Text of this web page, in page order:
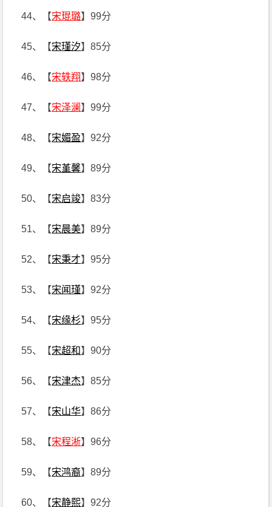
44、【宋琨璐】99分
45、【宋瑾汐】85分
46、【宋轶翔】98分
47、【宋泽澜 】99分
48、【宋媚盈】92分
49、【宋堇馨】89分
50、【宋启竣】83分
51、【宋晨美】89分
52、【宋秉才】95分
53、【宋闻瑾】92分
54、【宋缘杉】95分
55、【宋超和】90分
56、【宋津杰】85分
57、【宋山华】86分
58、【宋程淅】96分
59、【宋鸿裔】89分
60、【宋静熙】92分